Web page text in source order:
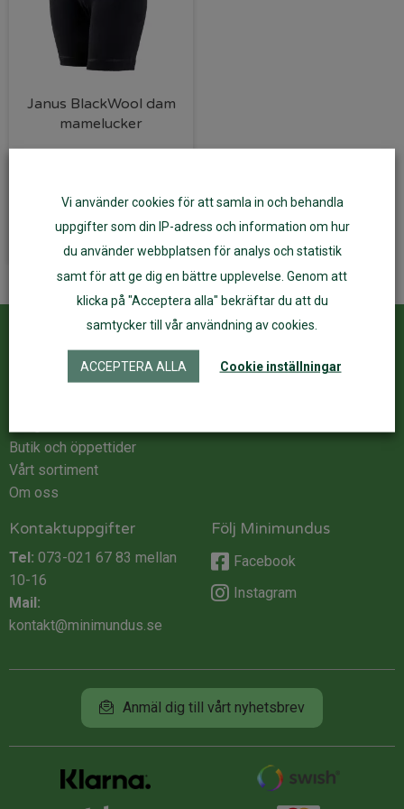
Janus BlackWool dam
mamelucker
Välj alternativ
Kundservice
Kontakta oss
Butik och öppettider
Vårt sortiment
Om oss
Kontaktuppgifter
Tel: 073-021 67 83 mellan
10-16
Mail:
kontakt@minimundus.se
Följ Minimundus
Facebook
Instagram
Anmäl dig till vårt nyhetsbrev
Vi använder cookies för att samla in och behandla
uppgifter som din IP-adress och information om hur
du använder webbplatsen för analys och statistik
samt för att ge dig en bättre upplevelse. Genom att
klicka på "Acceptera alla" bekräftar du att du
samtycker till vår användning av cookies.
ACCEPTERA ALLA Cookie inställningar